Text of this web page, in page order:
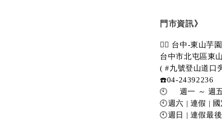
門市資訊》
💁‍♀️ 台中-東山芋
台中市北屯區東
( #九號登山道口
☎️04-24392236
🕙     週一 ～ 週
🕙週六 | 連假 |
🕙週日 | 連假最